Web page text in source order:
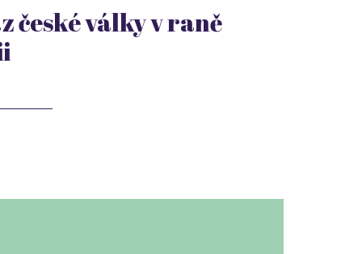
české války v raně